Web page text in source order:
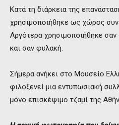
Κατά τη διάρκεια της
χρησιμοποιήθηκε ως χώρος
Αργότερα χρησιμοποιήθηκε
και σαν φυλακή.
Σήμερα ανήκει στο Μουσείο
φιλοξενεί μια εντυπωσιακή
μόνο επισκέψιμο τζαμί της